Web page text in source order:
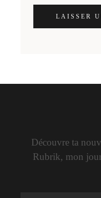
LAISSER
Découvre ta
Rubrik, mon